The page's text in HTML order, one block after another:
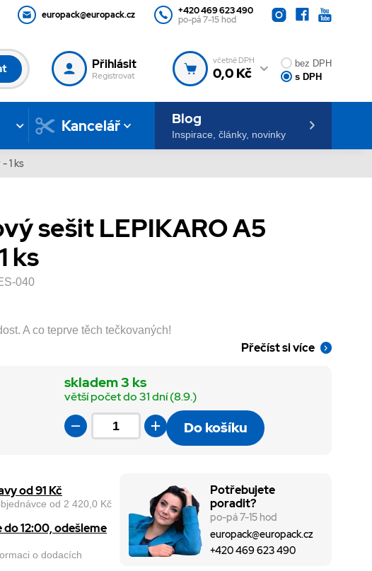
europack@europack.cz
+420 469 623 490
po-pá 7-15 hod
Přihlásit
Registrovat
včetně DPH
0,0 Kč
bez DPH
s DPH
Kancelář Blog
Inspirace, články, novinky
1 ks
sešit LEPIKARO A5
ks
040
A co teprve těch tečkovaných!
Přečíst si více
skladem 3 ks
větší počet do 31 dní (8.9.)
Do košíku
od 91 Kč
od 2 420,0 Kč
12:00, odešleme
o dodacích
Potřebujete
poradit?
po-pá 7-15 hod
europack@europack.cz
+420 469 623 490